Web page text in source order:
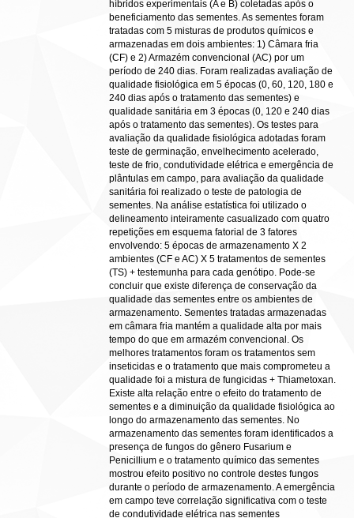
híbridos experimentais (A e B) coletadas após o
beneficiamento das sementes. As sementes foram
tratadas com 5 misturas de produtos químicos e
armazenadas em dois ambientes: 1) Câmara fria
(CF) e 2) Armazém convencional (AC) por um
período de 240 dias. Foram realizadas avaliação de
qualidade fisiológica em 5 épocas (0, 60, 120, 180 e
240 dias após o tratamento das sementes) e
qualidade sanitária em 3 épocas (0, 120 e 240 dias
após o tratamento das sementes). Os testes para
avaliação da qualidade fisiológica adotadas foram
teste de germinação, envelhecimento acelerado,
teste de frio, condutividade elétrica e emergência de
plântulas em campo, para avaliação da qualidade
sanitária foi realizado o teste de patologia de
sementes. Na análise estatística foi utilizado o
delineamento inteiramente casualizado com quatro
repetições em esquema fatorial de 3 fatores
envolvendo: 5 épocas de armazenamento X 2
ambientes (CF e AC) X 5 tratamentos de sementes
(TS) + testemunha para cada genótipo. Pode-se
concluir que existe diferença de conservação da
qualidade das sementes entre os ambientes de
armazenamento. Sementes tratadas armazenadas
em câmara fria mantém a qualidade alta por mais
tempo do que em armazém convencional. Os
melhores tratamentos foram os tratamentos sem
inseticidas e o tratamento que mais comprometeu a
qualidade foi a mistura de fungicidas + Thiametoxan.
Existe alta relação entre o efeito do tratamento de
sementes e a diminuição da qualidade fisiológica ao
longo do armazenamento das sementes. No
armazenamento das sementes foram identificados a
presença de fungos do gênero Fusarium e
Penicillium e o tratamento químico das sementes
mostrou efeito positivo no controle destes fungos
durante o período de armazenamento. A emergência
em campo teve correlação significativa com o teste
de condutividade elétrica nas sementes